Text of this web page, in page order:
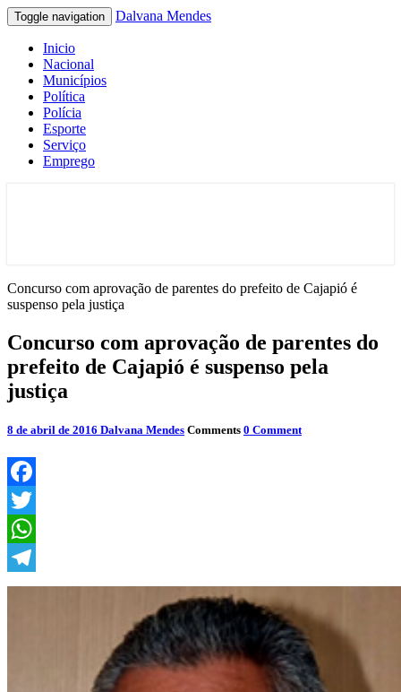
Toggle navigation Dalvana Mendes
Inicio
Nacional
Municípios
Política
Polícia
Esporte
Serviço
Emprego
Concurso com aprovação de parentes do prefeito de Cajapió é
suspenso pela justiça
Concurso com aprovação de parentes do
prefeito de Cajapió é suspenso pela
justiça
8 de abril de 2016 Dalvana Mendes Comments 0 Comment
Facebook
Twitter
WhatsApp
Telegram